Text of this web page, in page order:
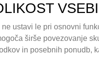
ne ustavi le pri osnovni
širše povezovanje
in posebnih ponudb,